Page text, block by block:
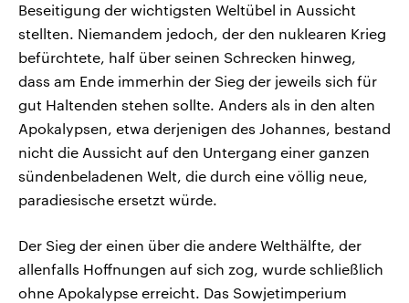
Beseitigung der wichtigsten Weltübel in Aussicht
stellten. Niemandem jedoch, der den nuklearen Krieg
befürchtete, half über seinen Schrecken hinweg,
dass am Ende immerhin der Sieg der jeweils sich für
gut Haltenden stehen sollte. Anders als in den alten
Apokalypsen, etwa derjenigen des Johannes, bestand
nicht die Aussicht auf den Untergang einer ganzen
sündenbeladenen Welt, die durch eine völlig neue,
paradiesische ersetzt würde.
Der Sieg der einen über die andere Welthälfte, der
allenfalls Hoffnungen auf sich zog, wurde schließlich
ohne Apokalypse erreicht. Das Sowjetimperium